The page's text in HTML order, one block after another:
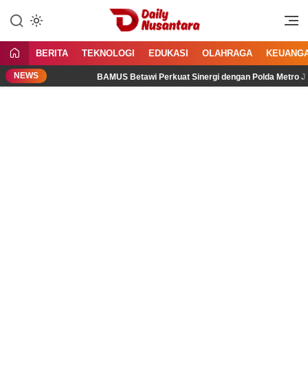
konten
Daily Nusantara
Menyajikan Fakta, Menginspirasi
BERITA TEKNOLOGI EDUKASI OLAHRAGA
NEWS BAMUS Betawi Perkuat Sinergi dengan Polda Metro Jaya,